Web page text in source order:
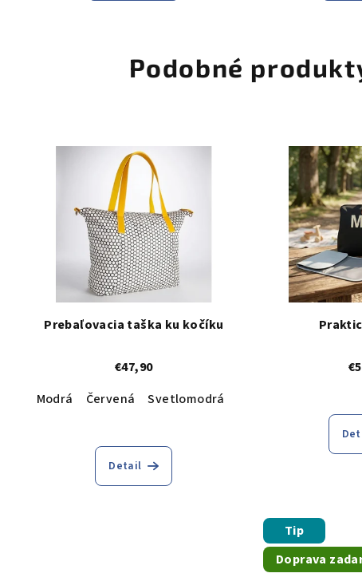
Podobné
Prebaľovacia taška ku kočíku
€47,90
Modrá
Červená Svetlomodrá
Detail
Tip
Doprava